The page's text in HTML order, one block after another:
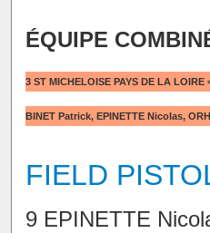
ÉQUIPE
3 ST MICHELOISE PAYS DE LA LOIRE
BINET Patrick, EPINETTE Nicolas,
FIELD
9 EPINETTE